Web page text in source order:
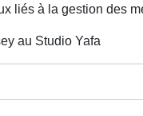
liés à la gestion des
au Studio Yafa